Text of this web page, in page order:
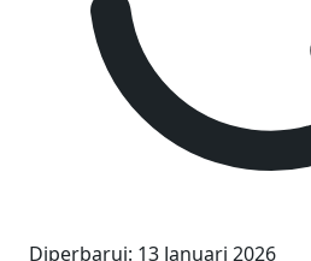
Diperbarui: 13 Januari 2026